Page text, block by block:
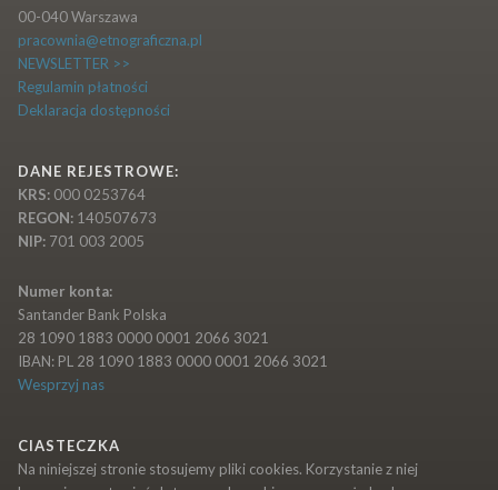
00-040 Warszawa
pracownia@etnograficzna.pl
NEWSLETTER >>
Regulamin płatności
Deklaracja dostępności
DANE REJESTROWE:
KRS:000 0253764
REGON:140507673
NIP:701 003 2005
Numer konta:
Santander Bank Polska
28 1090 1883 0000 0001 2066 3021
IBAN: PL 28 1090 1883 0000 0001 2066 3021
Wesprzyj nas
CIASTECZKA
Na niniejszej stronie stosujemy pliki cookies. Korzystanie z niej